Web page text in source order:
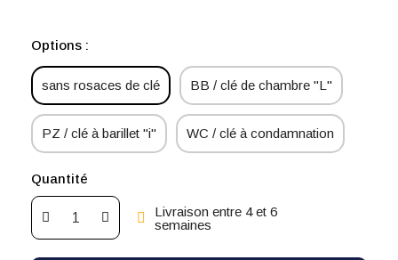
Options :
sans rosaces de clé BB / clé de chambre "L"
PZ / clé à barillet "i" WC / clé à condamnation
Quantité
Livraison entre 4 et 6
semaines